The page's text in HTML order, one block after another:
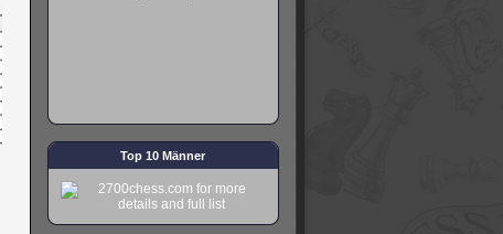
Top 10 Männer